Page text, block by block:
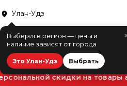
Улан-Удэ
×
Выберите регион — цены и
наличие зависят от города
Это Улан-Удэ Выбрать
скидки на товары